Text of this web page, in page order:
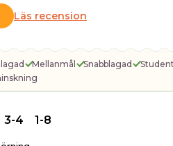
Läs recension
Mellanmål Snabblagad Student
3-4 1-8